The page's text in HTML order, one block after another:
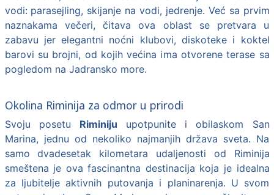
vodi: parasejling, skijanje na vodi, jedrenje. Već sa prvim
naznakama večeri, čitava ova oblast se pretvara u
zabavu jer elegantni noćni klubovi, diskoteke i koktel
barovi su brojni, od kojih većina ima otvorene terase sa
pogledom na Jadransko more.
Okolina Riminija za odmor u prirodi
Svoju posetu Riminiju upotpunite i obilaskom San
Marina, jednu od nekoliko najmanjih država sveta. Na
samo dvadesetak kilometara udaljenosti od Riminija
smeštena je ova fascinantna destinacija koja je idealna
za ljubitelje aktivnih putovanja i planinarenja. U svom